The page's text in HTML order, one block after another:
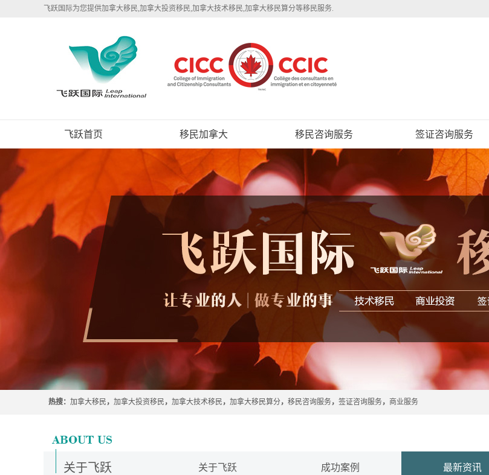
飞跃国际为您提供加拿大移民,加拿大投资移民,加拿大技术移民,加拿大移民算分等移民服务.
飞跃首页 移民加拿大 移民咨询服务 签证咨询服务
热搜： 加拿大移民 ， 加拿大投资移民 ， 加拿大技术移民 ， 加拿大移民算分， 移民咨询服务， 签证咨询服务， 商业服务
关于飞跃 关于飞跃 成功案例 最新资讯